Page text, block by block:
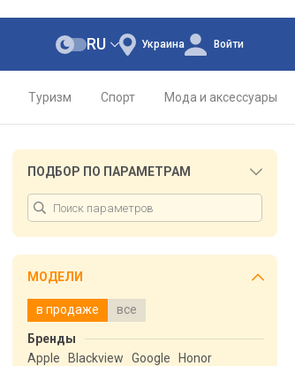
Украина
RU Войти
Туризм Спорт Мода и аксессуары
ПОДБОР ПО ПАРАМЕТРАМ
МОДЕЛИ
в продаже все
Бренды
Apple
Blackview Google
Honor